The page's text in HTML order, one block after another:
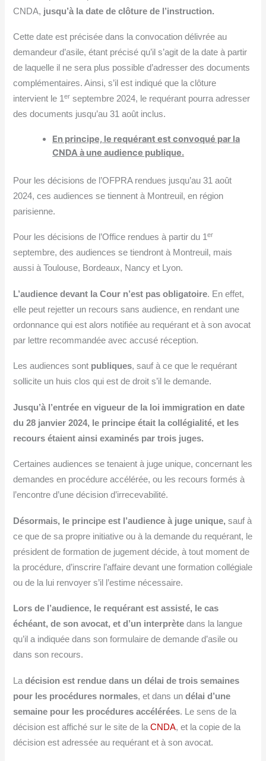
CNDA, jusqu’à la date de clôture de l’instruction.
Cette date est précisée dans la convocation délivrée au
demandeur d’asile, étant précisé qu’il s’agit de la date à partir
de laquelle il ne sera plus possible d’adresser des documents
complémentaires. Ainsi, s’il est indiqué que la clôture
intervient le 1er septembre 2024, le requérant pourra adresser
des documents jusqu’au 31 août inclus.
En principe, le requérant est convoqué par la
CNDA à une audience publique.
Pour les décisions de l’OFPRA rendues jusqu’au 31 août
2024, ces audiences se tiennent à Montreuil, en région
parisienne.
Pour les décisions de l’Office rendues à partir du 1er
septembre, des audiences se tiendront à Montreuil, mais
aussi à Toulouse, Bordeaux, Nancy et Lyon.
L’audience devant la Cour n’est pas obligatoire. En effet,
elle peut rejetter un recours sans audience, en rendant une
ordonnance qui est alors notifiée au requérant et à son avocat
par lettre recommandée avec accusé réception.
Les audiences sont publiques, sauf à ce que le requérant
sollicite un huis clos qui est de droit s’il le demande.
Jusqu’à l’entrée en vigueur de la loi immigration en date
du 28 janvier 2024, le principe était la collégialité, et les
recours étaient ainsi examinés par trois juges.
Certaines audiences se tenaient à juge unique, concernant les
demandes en procédure accélérée, ou les recours formés à
l’encontre d’une décision d’irrecevabilité.
Désormais, le principe est l’audience à juge unique, sauf à
ce que de sa propre initiative ou à la demande du requérant, le
président de formation de jugement décide, à tout moment de
la procédure, d’inscrire l’affaire devant une formation collégiale
ou de la lui renvoyer s’il l’estime nécessaire.
Lors de l’audience, le requérant est assisté, le cas
échéant, de son avocat, et d’un interprète dans la langue
qu’il a indiquée dans son formulaire de demande d’asile ou
dans son recours.
Ladécision est rendue dans un délai de trois semaines
pour les procédures normales, et dans undélai d’une
semaine pour les procédures accélérées. Le sens de la
décision est affiché sur le site de laCNDA, et la copie de la
décision est adressée au requérant et à son avocat.